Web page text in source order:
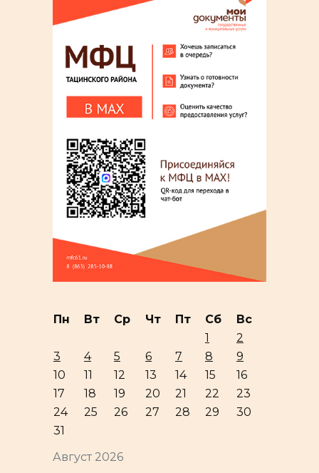
Август 2026
Пн Вт Ср Чт Пт Сб
Вс
1
2
3
4 5 6 7 8
9
10
11 12 13 14 15
16
17
18 19 20 21 22
23
24
25 26 27 28 29
30
31